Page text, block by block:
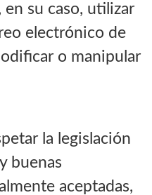
su caso, utilizar
electrónico de
o manipular
la legislación
buenas
aceptadas,